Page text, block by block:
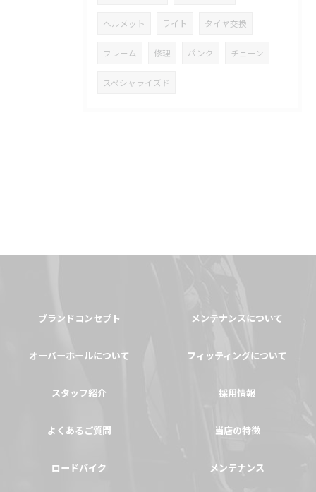
ヘルメット ライト タイヤ交換
フレーム 修理 パンク チェーン
スペシャライズド
ブランドコンセプト メンテナンスについて
オーバーホールについて フィッティングについて
スタッフ紹介 採用情報
よくあるご質問 当店の特徴
ロードバイク メンテナンス